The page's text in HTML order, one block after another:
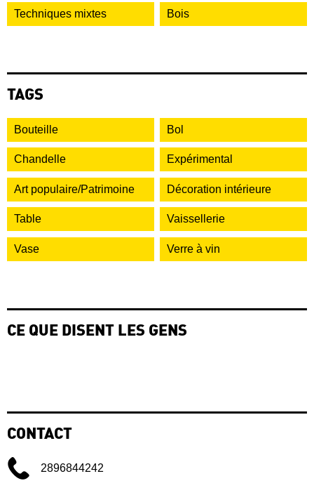
Techniques mixtes Bois
TAGS
Bouteille Bol
Chandelle Expérimental
Art populaire/Patrimoine Décoration intérieure
Table Vaissellerie
Vase Verre à vin
CE QUE DISENT LES GENS
CONTACT
2896844242